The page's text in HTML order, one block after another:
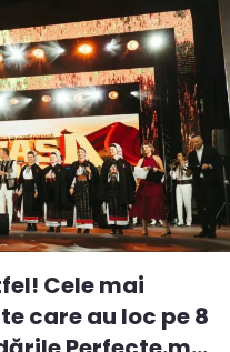
Cele mai
care au loc pe 8